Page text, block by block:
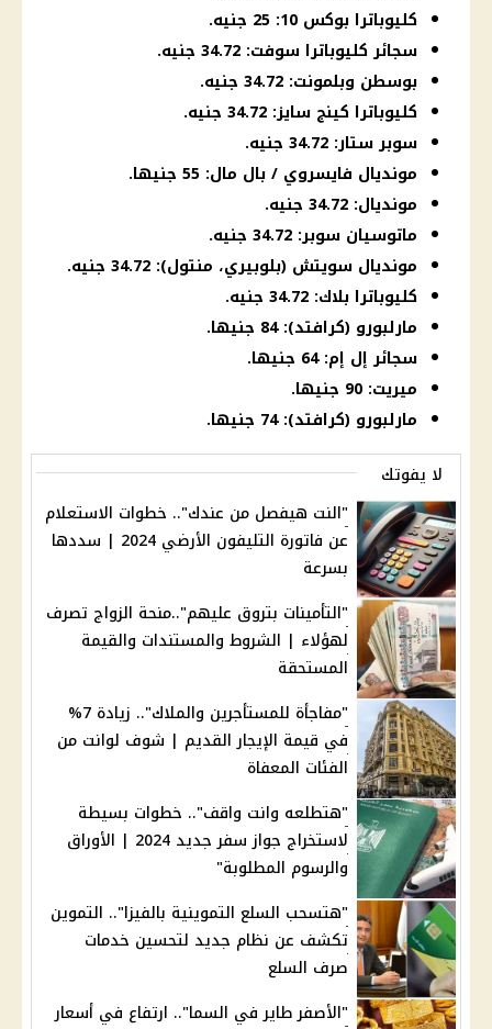
كليوباترا بوكس 10: 25 جنيه.
سجائر كليوباترا سوفت: 34.72 جنيه.
بوسطن وبلمونت: 34.72 جنيه.
كليوباترا كينج سايز: 34.72 جنيه.
سوبر ستار: 34.72 جنيه.
مونديال فايسروي / بال مال: 55 جنيها.
مونديال: 34.72 جنيه.
ماتوسيان سوبر: 34.72 جنيه.
مونديال سويتش (بلوبيري، منتول): 34.72 جنيه.
كليوباترا بلاك: 34.72 جنيه.
مارلبورو (كرافتد): 84 جنيها.
سجائر إل إم: 64 جنيها.
ميريت: 90 جنيها.
مارلبورو (كرافتد): 74 جنيها.
لا يفوتك
"النت هيفصل من عندك".. خطوات الاستعلام
عن فاتورة التليفون الأرضي 2024 | سددها
بسرعة
"التأمينات بتروق عليهم"..منحة الزواج تصرف
لهؤلاء | الشروط والمستندات والقيمة
المستحقة
"مفاجأة للمستأجرين والملاك".. زيادة 7%
في قيمة الإيجار القديم | شوف لوانت من
الفئات المعفاة
"هتطلعه وانت واقف".. خطوات بسيطة
لاستخراج جواز سفر جديد 2024 | الأوراق
والرسوم المطلوبة"
"هتسحب السلع التموينية بالفيزا".. التموين
تكشف عن نظام جديد لتحسين خدمات
صرف السلع
"الأصفر طاير في السما".. ارتفاع في أسعار